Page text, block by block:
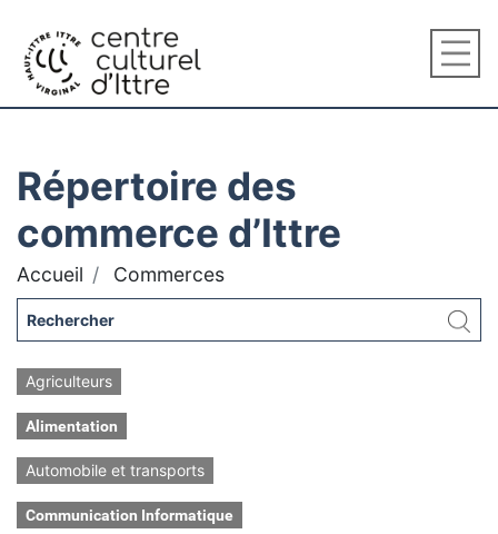
Répertoire des
commerce d’Ittre
Accueil Commerces
Agriculteurs
Alimentation
Automobile et transports
Communication Informatique